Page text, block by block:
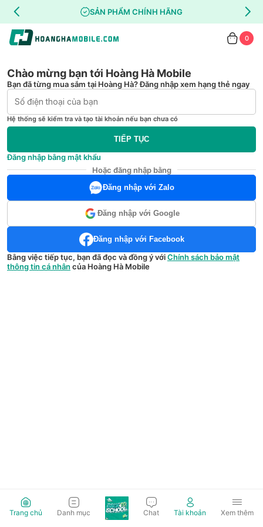
SẢN PHẨM CHÍNH HÃNG
0
Chào mừng bạn tới Hoàng Hà Mobile
Bạn đã từng mua sắm tại Hoàng Hà? Đăng nhập xem hạng thẻ ngay
Hệ thống sẽ kiểm tra và tạo tài khoản nếu bạn chưa có
TIẾP TỤC
Đăng nhập bằng mật khẩu
Hoặc đăng nhập bằng
Đăng nhập với Zalo
Đăng nhập với Google
Đăng nhập với Facebook
Bằng việc tiếp tục, bạn đã đọc và đồng ý vớiChính sách bảo mật
thông tin cá nhân của Hoàng Hà Mobile
Trang chủ Danh mục Chat Tài khoản Xem thêm